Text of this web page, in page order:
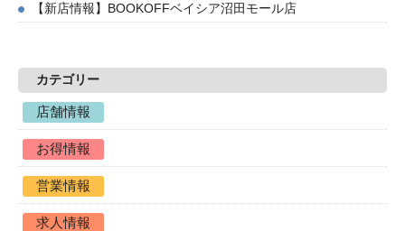
【新店情報】BOOKOFFベイシア沼田モール店
カテゴリー
店舗情報
お得情報
営業情報
求人情報